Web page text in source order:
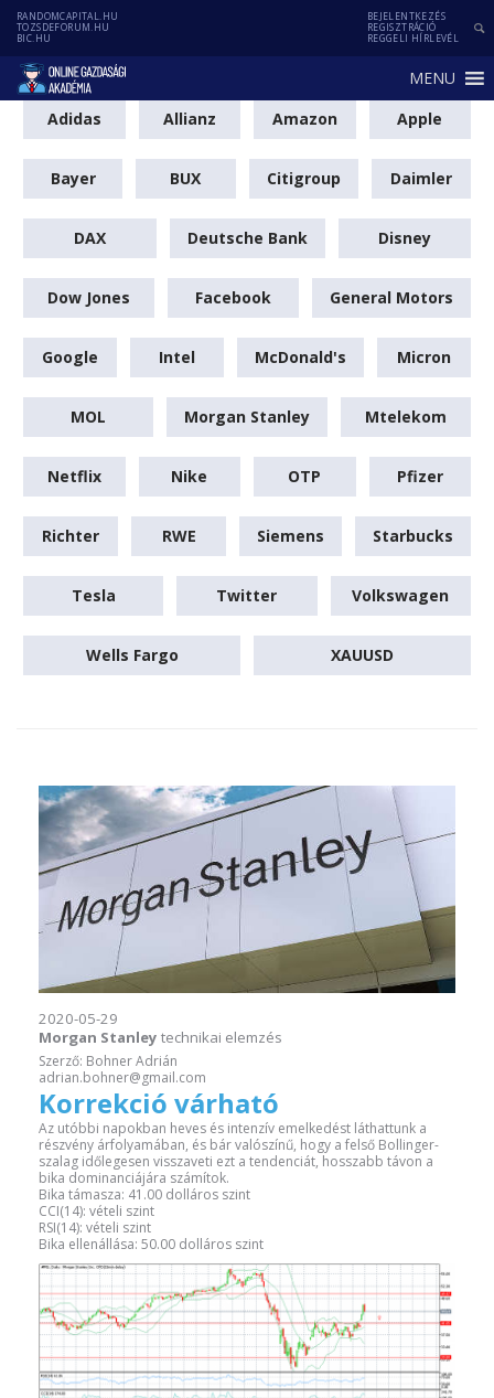
RANDOMCAPITAL.HU
TOZSDEFORUM.HU
BIC.HU
BEJELENTKEZÉS
REGISZTRÁCIÓ
REGGELI HÍRLEVÉL
MENU
Adidas
Allianz Amazon Apple
Bayer BUX Citigroup Daimler
DAX Deutsche Bank Disney
Dow Jones Facebook General Motors
Google Intel McDonald's Micron
MOL Morgan Stanley Mtelekom
Netflix Nike OTP Pfizer
Richter RWE Siemens Starbucks
Tesla Twitter Volkswagen
Wells Fargo XAUUSD
2020-05-29
Morgan Stanley technikai elemzés
Szerző: Bohner Adrián
adrian.bohner@gmail.com
Korrekció várható
Az utóbbi napokban heves és intenzív emelkedést láthattunk a
részvény árfolyamában, és bár valószínű, hogy a felső Bollinger-
szalag időlegesen visszaveti ezt a tendenciát, hosszabb távon a
bika dominanciájára számítok.
Bika támasza: 41.00 dolláros szint
CCI(14): vételi szint
RSI(14): vételi szint
Bika ellenállása: 50.00 dolláros szint